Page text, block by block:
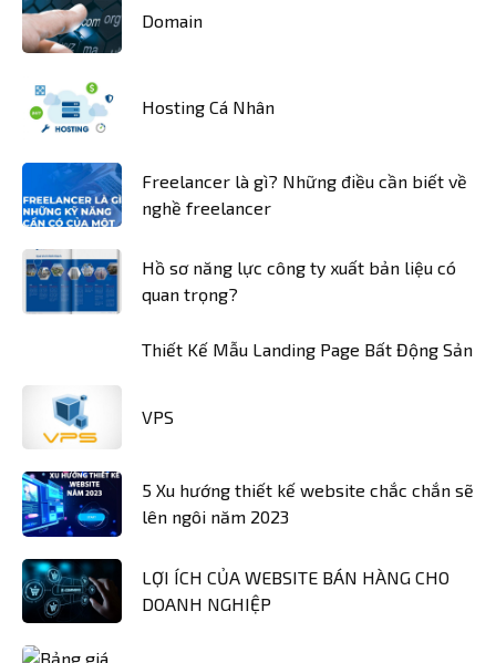
Domain
Hosting Cá Nhân
Freelancer là gì? Những điều cần biết về
nghề freelancer
Hồ sơ năng lực công ty xuất bản liệu có
quan trọng?
Thiết Kế Mẫu Landing Page Bất Động Sản
VPS
5 Xu hướng thiết kế website chắc chắn sẽ
lên ngôi năm 2023
LỢI ÍCH CỦA WEBSITE BÁN HÀNG CHO
DOANH NGHIỆP